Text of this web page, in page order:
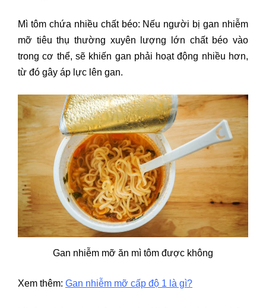
Mì tôm chứa nhiều chất béo: Nếu người bị gan nhiễm
mỡ tiêu thụ thường xuyên lượng lớn chất béo vào
trong cơ thể, sẽ khiến gan phải hoạt động nhiều hơn,
từ đó gây áp lực lên gan.
Gan nhiễm mỡ ăn mì tôm được không
Xem thêm: Gan nhiễm mỡ cấp độ 1 là gì?